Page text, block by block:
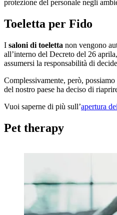
protezione del personale negli
Toeletta per Fido
I saloni di toeletta non vengono
all’interno del Decreto del 26
assumersi la responsabilità di
Complessivamente, però,
del nostro paese ha deciso di
Vuoi saperne di più sull’apertura
Pet therapy